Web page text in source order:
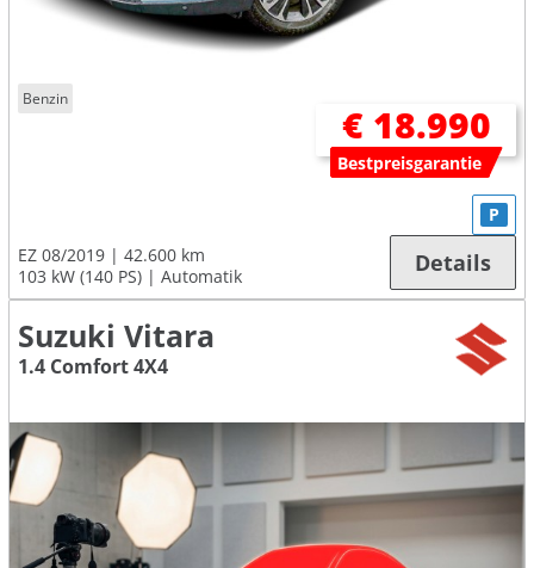
Benzin
€ 18.990
Bestpreisgarantie
EZ 08/2019
42.600 km
103 kW (140 PS)
Automatik
P
Details
Suzuki Vitara
1.4 Comfort 4X4